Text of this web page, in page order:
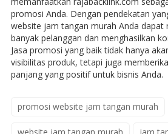
promosi Anda. Dengan pendekatan
website jam tangan murah Anda dapat
banyak pelanggan dan menghasilkan
Jasa promosi yang baik tidak hanya
visibilitas produk, tetapi juga
panjang yang positif untuk bisnis Anda.
promosi website jam tangan murah